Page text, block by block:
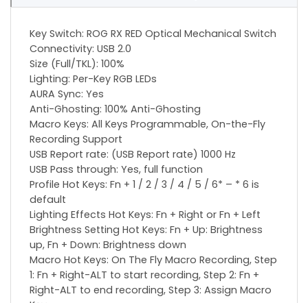
Key Switch: ROG RX RED Optical Mechanical Switch
Connectivity: USB 2.0
Size (Full/TKL): 100%
Lighting: Per-Key RGB LEDs
AURA Sync: Yes
Anti-Ghosting: 100% Anti-Ghosting
Macro Keys: All Keys Programmable, On-the-Fly
Recording Support
USB Report rate: (USB Report rate) 1000 Hz
USB Pass through: Yes, full function
Profile Hot Keys: Fn + 1 / 2 / 3 / 4 / 5 / 6* – * 6 is
default
Lighting Effects Hot Keys: Fn + Right or Fn + Left
Brightness Setting Hot Keys: Fn + Up: Brightness
up, Fn + Down: Brightness down
Macro Hot Keys: On The Fly Macro Recording, Step
1: Fn + Right-ALT to start recording, Step 2: Fn +
Right-ALT to end recording, Step 3: Assign Macro